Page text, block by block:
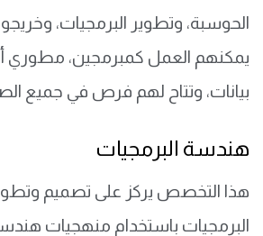
الحوسبة، وتطوير البرمجيات،
يمكنهم العمل كمبرمجين، مطوري
بيانات، وتتاح لهم فرص في جميع
هندسة البرمجيات
هذا التخصص يركز على تصميم
البرمجيات باستخدام منهجيات